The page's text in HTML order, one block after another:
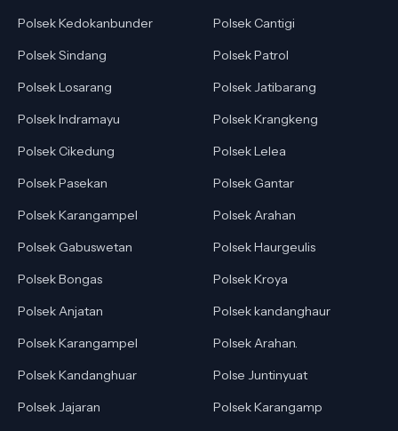
Polsek Kedokanbunder
Polsek Cantigi
Polsek Sindang
Polsek Patrol
Polsek Losarang
Polsek Jatibarang
Polsek Indramayu
Polsek Krangkeng
Polsek Cikedung
Polsek Lelea
Polsek Pasekan
Polsek Gantar
Polsek Karangampel
Polsek Arahan
Polsek Gabuswetan
Polsek Haurgeulis
Polsek Bongas
Polsek Kroya
Polsek Anjatan
Polsek kandanghaur
Polsek Karangampel
Polsek Arahan.
Polsek Kandanghuar
Polse Juntinyuat
Polsek Jajaran
Polsek Karangamp